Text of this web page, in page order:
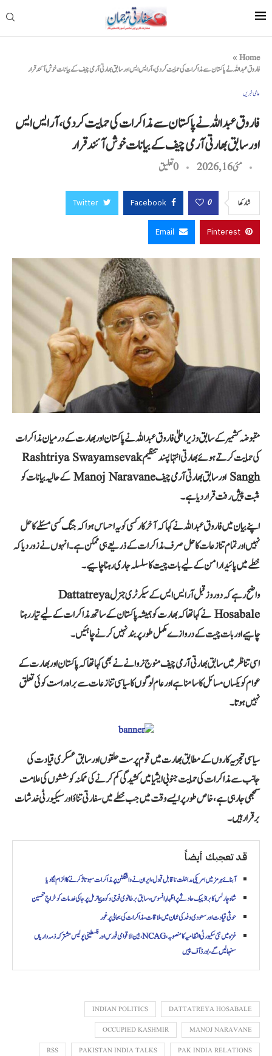
Home
»
فاروق عبداللہ نے پاکستان سے مذاکرات کی حمایت کر دی، آر ایس ایس اور سابق بھارتی آرمی چیف کے بیانات خوش آئند قرار
عالمی خبریں
فاروق عبداللہ نے پاکستان سے مذاکرات کی حمایت کر دی، آر ایس ایس
اور سابق بھارتی آرمی چیف کے بیانات خوش آئند قرار
مئی 16, 2026 0 تعليق
شاركها 0
Facebook
Twitter
Pinterest
Email
مقبوضہ کشمیر کے سابق وزیر اعلیٰ فاروق عبداللہ نے پاکستان اور بھارت کے درمیان مذاکرات
کی حمایت کرتے ہوئے بھارتی انتہاپسند تنظیم Rashtriya Swayamsevak
Sangh اور سابق بھارتی آرمی چیف Manoj Naravane کے حالیہ بیانات کو
مثبت پیش رفت قرار دیا ہے۔
اپنے بیان میں فاروق عبداللہ نے کہا کہ آخرکار کسی کو یہ احساس ہوا کہ جنگ کسی مسئلے کا حل
نہیں اور تمام تنازعات کا حل صرف مذاکرات کے ذریعے ہی ممکن ہے۔ انہوں نے زور دیا کہ
خطے میں پائیدار امن کے لیے بات چیت کا سلسلہ جاری رہنا چاہیے۔
واضح رہے کہ دو روز قبل آر ایس ایس کے سیکرٹری جنرل Dattatreya
Hosabale نے کہا تھا کہ بھارت کو ہمیشہ پاکستان کے ساتھ مذاکرات کے لیے تیار رہنا
چاہیے اور بات چیت کے دروازے مکمل طور پر بند نہیں کرنے چاہئیں۔
اسی تناظر میں سابق بھارتی آرمی چیف منوج نروانے نے بھی کہا تھا کہ پاکستان اور بھارت کے
عوام کو یکساں مسائل کا سامنا ہے اور عام لوگوں کا سیاسی تنازعات سے براہ راست کوئی تعلق
نہیں ہوتا۔
سیاسی تجزیہ کاروں کے مطابق بھارت میں قوم پرست حلقوں اور سابق عسکری قیادت کی
جانب سے مذاکرات کی حمایت جنوبی ایشیا میں کشیدگی کم کرنے کی ممکنہ کوششوں کی علامت
سمجھی جا رہی ہے، خاص طور پر ایسے وقت میں جب خطے میں سفارتی تناؤ اور سیکیورٹی خدشات
برقرار ہیں۔
قد تعجبك أيضاً
آبنائے ہرمز میں امریکی مداخلت ناقابل قبول، ایران نے واشنگٹن پر مذاکرات سبوتاژ کرنے کا الزام لگا دیا
شاہ چارلس کا براڈ پیک حادثے پر اظہارِ افسوس، سابق برطانوی فوجی و کوہ پیما نرمل پرجا کی خدمات کو خراجِ تحسین
حوثی قیادت اور سعودی وفد کی عمان میں ملاقات، مذاکرات کی بحالی پر غور
غزہ میں نئی سکیورٹی انتظامیہ کا منصوبہ، NCAG، بین الاقوامی فورس اور فلسطینی پولیس مشترکہ ذمہ داریاں
سنبھالیں گے، بورڈ آف پیس
DATTATREYA HOSABALE
INDIAN POLITICS
MANOJ NARAVANE
OCCUPIED KASHMIR
PAK INDIA RELATIONS
PAKISTAN INDIA TALKS
RSS